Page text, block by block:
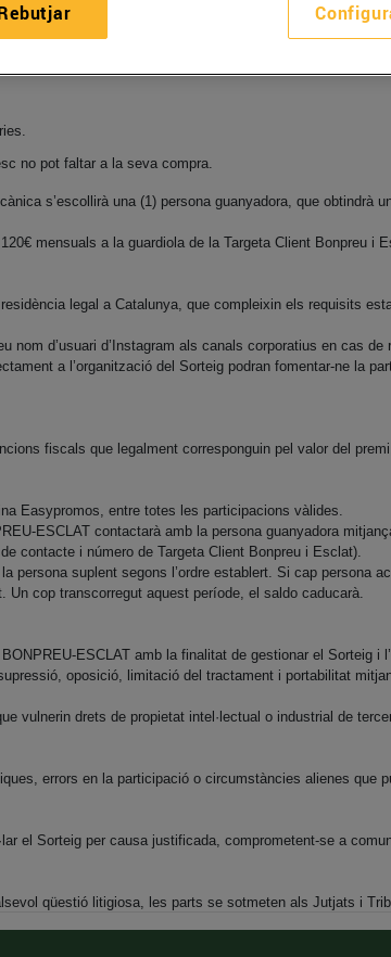
requisits següents a Instagram:
no pot faltar a la seva compra.
s’escollirà una (1) persona guanyadora, que obtindrà
mensuals a la guardiola de la Targeta Client Bonpreu i
legal a Catalunya, que compleixin els requisits
nom d’usuari d’Instagram als canals corporatius en cas
a l’organització del Sorteig podran fomentar-ne la
fiscals que legalment corresponguin pel valor del
Easypromos, entre totes les participacions vàlides.
ESCLAT contactarà amb la persona guanyadora
contacte i número de Targeta Client Bonpreu i Esclat).
persona suplent segons l’ordre establert. Si cap persona
cop transcorregut aquest període, el saldo caducarà.
ESCLAT amb la finalitat de gestionar el Sorteig i
oposició, limitació del tractament i portabilitat
vulnerin drets de propietat intel·lectual o industrial de
errors en la participació o circumstàncies alienes que
el Sorteig per causa justificada, comprometent-se a
qüestió litigiosa, les parts se sotmeten als Jutjats i